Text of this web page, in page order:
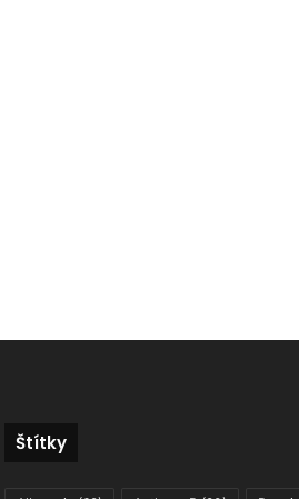
Štítky